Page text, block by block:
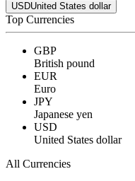
USDUnited States dollar
Top Currencies
GBP
British pound
EUR
Euro
JPY
Japanese yen
USD
United States dollar
All Currencies